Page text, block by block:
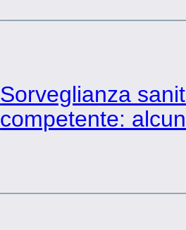
Sorveglianza
competente: